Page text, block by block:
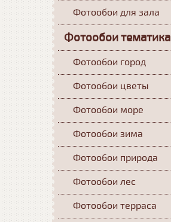
Фотообои для зала
Фотообои тематика
Фотообои город
Фотообои цветы
Фотообои море
Фотообои зима
Фотообои природа
Фотообои лес
Фотообои терраса